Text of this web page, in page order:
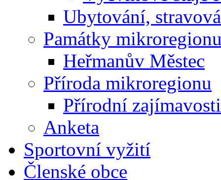
Ubytování,
Památky
Heřmanův Městec
Příroda mikroregionu
Přírodní zajímavosti
Anketa
Sportovní vyžití
Členské obce